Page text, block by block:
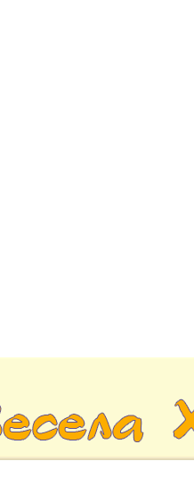
смешные истории,
карикатуры, шаржи, стихи,